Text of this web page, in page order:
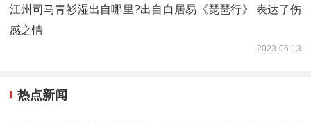
江州司马青衫湿出自哪里?出自白居易《琵琶行》 表达了伤
感之情
2023-06-13
热点新闻